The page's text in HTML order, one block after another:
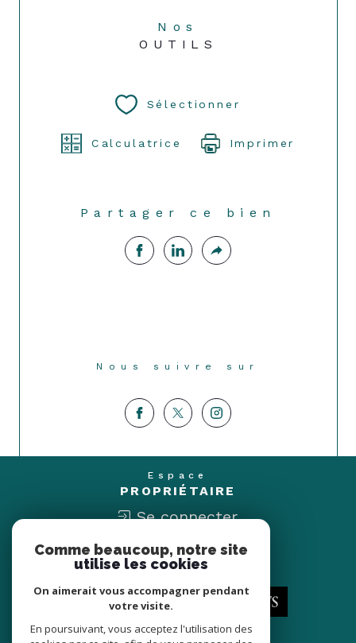
Nos
OUTILS
Sélectionner
Calculatrice Imprimer
Partager ce bien
Nous suivre sur
Espace
PROPRIÉTAIRE
Se connecter
Nous
ADHÉRONS
Comme beaucoup, notre site
utilise les cookies
On aimerait vous accompagner pendant
votre visite.
En poursuivant, vous acceptez l'utilisation des